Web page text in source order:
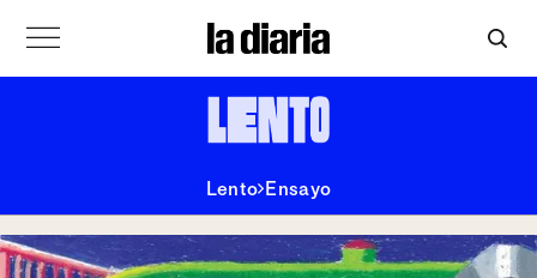
Lento Ensayo